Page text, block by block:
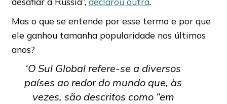
Mas o que se entende por esse termo e por que
ele ganhou tamanha popularidade nos últimos
anos?
‘O Sul Global refere-se a diversos
países ao redor do mundo que, às
vezes, são descritos como “em